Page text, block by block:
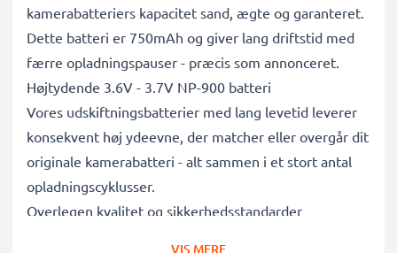
kamerabatteriers kapacitet sand, ægte og garanteret.
Dette batteri er 750mAh og giver lang driftstid med
færre opladningspauser - præcis som annonceret.
Højtydende 3.6V - 3.7V NP-900 batteri
Vores udskiftningsbatterier med lang levetid leverer
konsekvent høj ydeevne, der matcher eller overgår dit
originale kamerabatteri - alt sammen i et stort antal
opladningscyklusser.
Overlegen kvalitet og sikkerhedsstandarder
VIS MERE